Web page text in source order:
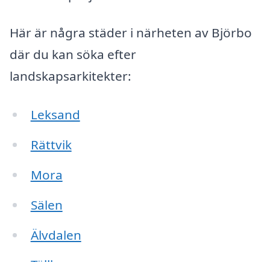
Här är några städer i närheten av Björbo
där du kan söka efter
landskapsarkitekter:
Leksand
Rättvik
Mora
Sälen
Älvdalen